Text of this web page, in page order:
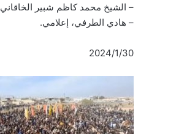
– الشيخ محمد كاظم شبير
– هادي الطرفي، إعلامي.
2024/1/30